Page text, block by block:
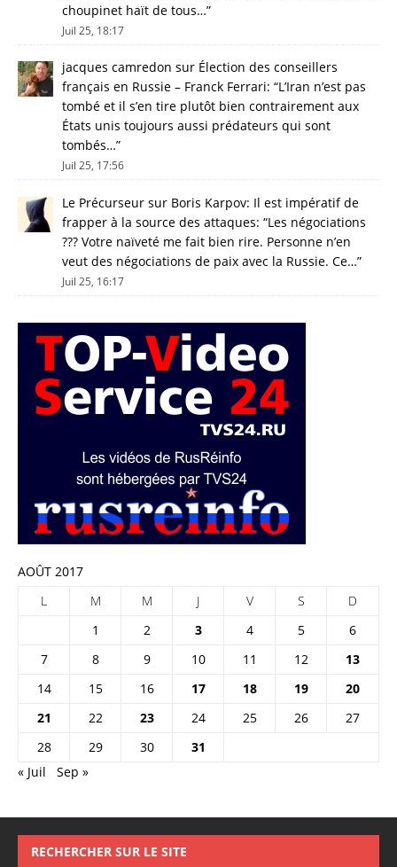
choupinet haït de tous…”
Juil 25, 18:17
jacques camredon sur Élection des conseillers
français en Russie – Franck Ferrari: “L’Iran n’est pas
tombé et il s’en tire plutôt bien contrairement aux
États unis toujours aussi prédateurs qui sont
tombés…”
Juil 25, 17:56
Le Précurseur sur Boris Karpov: Il est impératif de
frapper à la source des attaques: “Les négociations
??? Votre naïveté me fait bien rire. Personne n’en
veut des négociations de paix avec la Russie. Ce…”
Juil 25, 16:17
AOÛT 2017
L
M M J V S
D
1
2 3 4 5
6
7
8 9 10 11 12
13
14
15 16 17 18 19
20
21
22 23 24 25 26
27
28
29 30
31
« Juil
Sep »
RECHERCHER SUR LE SITE